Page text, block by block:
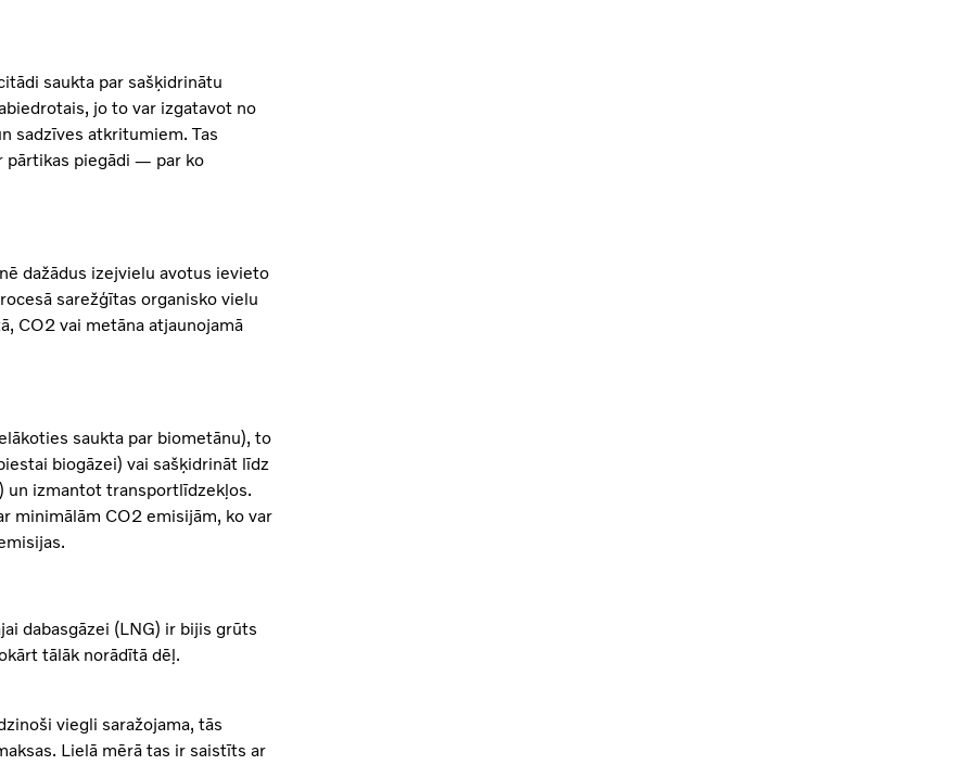
saukta par sašķidrinātu
jo to var izgatavot no
sadzīves atkritumiem. Tas
pārtikas piegādi — par ko
dažādus izejvielu avotus ievieto
sarežģītas organisko vielu
CO2 vai metāna atjaunojamā
saukta par biometānu), to
biogāzei) vai sašķidrināt līdz
un izmantot transportlīdzekļos.
minimālām CO2 emisijām, ko var
dabasgāzei (LNG) ir bijis grūts
tālāk norādītā dēļ.
viegli saražojama, tās
Lielā mērā tas ir saistīts ar